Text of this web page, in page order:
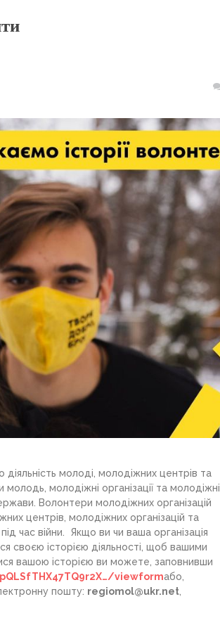
діяльність молоді, молодіжних центрів та
молодь, молодіжні організації та молодіжні
Волонтери молодіжних організацій
центрів, молодіжних організацій та
час війни. Якщо ви чи ваша організація
своєю історією діяльності, щоб вашими
вашою історією ви можете, заповнивши
viewformабо,
пошту: regiomol@ukr.net